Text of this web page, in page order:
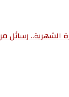
رسائل من